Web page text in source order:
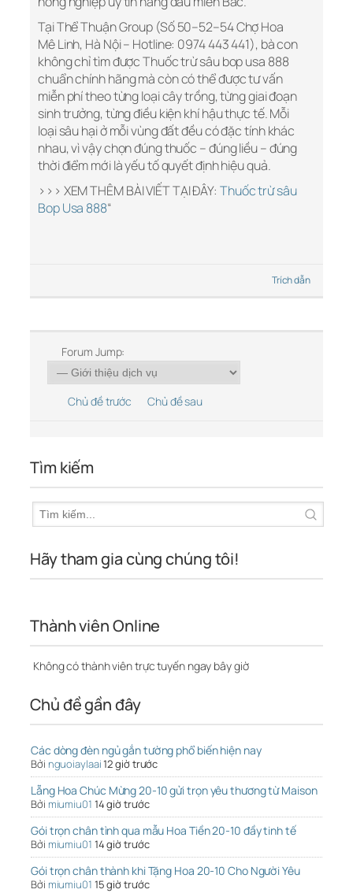
Tại Thể Thuận Group (Số 50–52–54 Chợ Hoa
Mê Linh, Hà Nội – Hotline: 0974 443 441), bà con
không chỉ tìm được Thuốc trừ sâu bop usa 888
chuẩn chính hãng mà còn có thể được tư vấn
miễn phí theo từng loại cây trồng, từng giai đoạn
sinh trưởng, từng điều kiện khí hậu thực tế. Mỗi
loại sâu hại ở mỗi vùng đất đều có đặc tính khác
nhau, vì vậy chọn đúng thuốc – đúng liều – đúng
thời điểm mới là yếu tố quyết định hiệu quả.
>>> XEM THÊM BÀI VIẾT TẠI ĐÂY: Thuốc trừ sâu
Bop Usa 888“
Trích dẫn
Forum Jump:
Chủ đề trước Chủ đề sau
Tìm kiếm
Hãy tham gia cùng chúng tôi!
Thành viên Online
Không có thành viên trực tuyến ngay bây giờ
Chủ đề gần đây
Các dòng đèn ngủ gắn tường phổ biến hiện nay
Bởi nguoiaylaai12 giờ trước
Lẵng Hoa Chúc Mừng 20-10 gửi trọn yêu thương từ Maison
Bởi miumiu01 14 giờ trước
Gói trọn chân tình qua mẫu Hoa Tiền 20-10 đầy tinh tế
Bởi miumiu01 14 giờ trước
Gói trọn chân thành khi Tặng Hoa 20-10 Cho Người Yêu
Bởi miumiu01 15 giờ trước